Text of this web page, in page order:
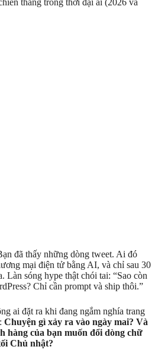
đã thấy những dòng tweet. Ai đó
mại điện tử bằng AI, và chỉ sau 30
Làn sóng hype thật chói tai: “Sao còn
Chỉ cần prompt và ship thôi.”
ai đặt ra khi đang ngắm nghía trang
Chuyện gì xảy ra vào ngày mai? Và
hàng của bạn muốn đổi dòng chữ
Chủ nhật?